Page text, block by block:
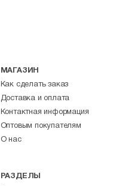
МАГАЗИН
Как сделать заказ
Доставка и оплата
Контактная информация
Оптовым покупателям
О нас
РАЗДЕЛЫ